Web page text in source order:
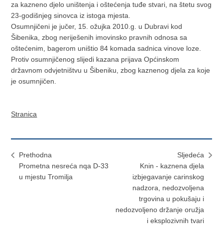
za kazneno djelo uništenja i oštećenja tuđe stvari, na štetu svog
23-godišnjeg sinovca iz istoga mjesta.
Osumnjičeni je jučer, 15. ožujka 2010.g. u Dubravi kod
Šibenika, zbog neriješenih imovinsko pravnih odnosa sa
oštećenim, bagerom uništio 84 komada sadnica vinove loze.
Protiv osumnjičenog slijedi kazana prijava Općinskom
državnom odvjetništvu u Šibeniku, zbog kaznenog djela za koje
je osumnjičen.
Stranica
Prethodna
Prometna nesreća nqa D-33
u mjestu Tromilja
Sljedeća
Knin - kaznena djela
izbjegavanje carinskog
nadzora, nedozvoljena
trgovina u pokušaju i
nedozvoljeno držanje oružja
i eksplozivnih tvari